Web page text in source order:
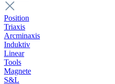
Position
Triaxis
Arcminaxis
Induktiv
Linear
Tools
Magnete
S&L